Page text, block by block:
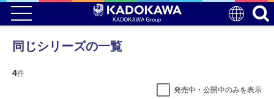
同じシリーズの一覧
4件
発売中・公開中のみを表示